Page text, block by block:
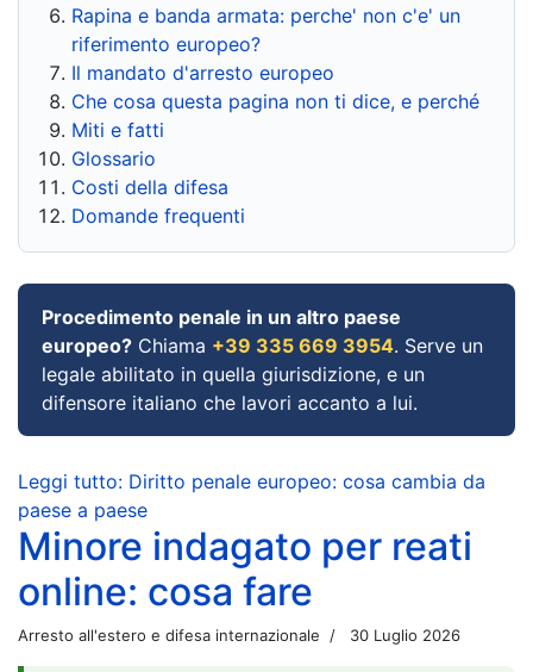
Rapina e banda armata: perche' non c'e' un
riferimento europeo?
Il mandato d'arresto europeo
Che cosa questa pagina non ti dice, e perché
Miti e fatti
Glossario
Costi della difesa
Domande frequenti
Procedimento penale in un altro paese
europeo? Chiama +39 335 669 3954. Serve un
legale abilitato in quella giurisdizione, e un
difensore italiano che lavori accanto a lui.
Leggi tutto: Diritto penale europeo: cosa cambia da
paese a paese
Minore indagato per reati
online: cosa fare
Arresto all'estero e difesa internazionale 30 Luglio 2026